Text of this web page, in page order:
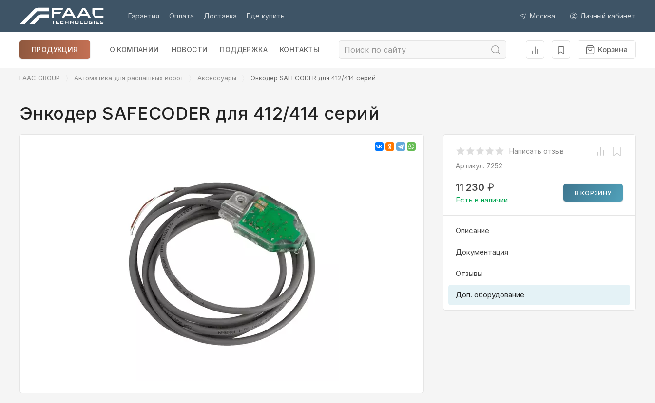
Гарантия Оплата Доставка Где купить Москва Личный кабинет
ПРОДУКЦИЯ О КОМПАНИИ НОВОСТИ ПОДДЕРЖКА КОНТАКТЫ Корзина
FAAC GROUP Автоматика для распашных ворот Аксессуары Энкодер SAFECODER для 412/414 серий
Энкодер SAFECODER для 412/414 серий
Написать отзыв
Артикул: 7252
11 230 ₽
Есть в наличии
В КОРЗИНУ
Описание
Документация
Отзывы
Доп. оборудование